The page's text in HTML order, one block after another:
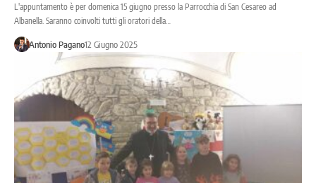
L'appuntamento è per domenica 15 giugno presso la Parrocchia di San Cesareo ad
Albanella. Saranno coinvolti tutti gli oratori della…
Antonio Pagano12 Giugno 2025